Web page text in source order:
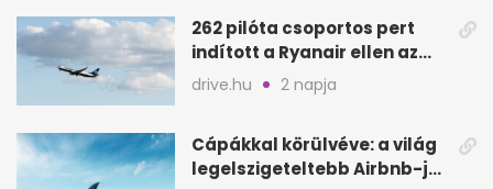
262 pilóta csoportos pert
indított a Ryanair ellen az
Egyesült Királyságban
drive.hu 2 napja
Cápákkal körülvéve: a világ
legelszigeteltebb Airbnb-je